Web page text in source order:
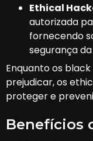
Ethical
autorizada
fornecendo
segurança
Enquanto os
prejudicar, os
proteger e
Benefícios